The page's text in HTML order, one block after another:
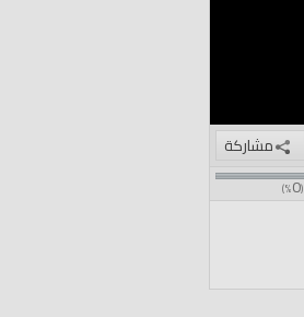
مشاركة
(
0
%)